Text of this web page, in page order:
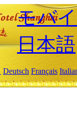
モバ
日本語
Deutsch Français